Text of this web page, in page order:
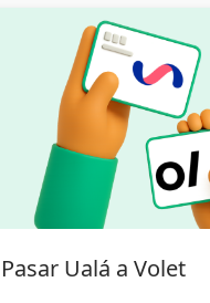
Pasar Ualá a Volet